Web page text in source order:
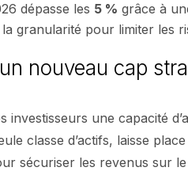
dépasse les 5 % grâce à
granularité pour limiter les
nouveau cap
investisseurs une capacité
classe d’actifs, laisse
sécuriser les revenus sur